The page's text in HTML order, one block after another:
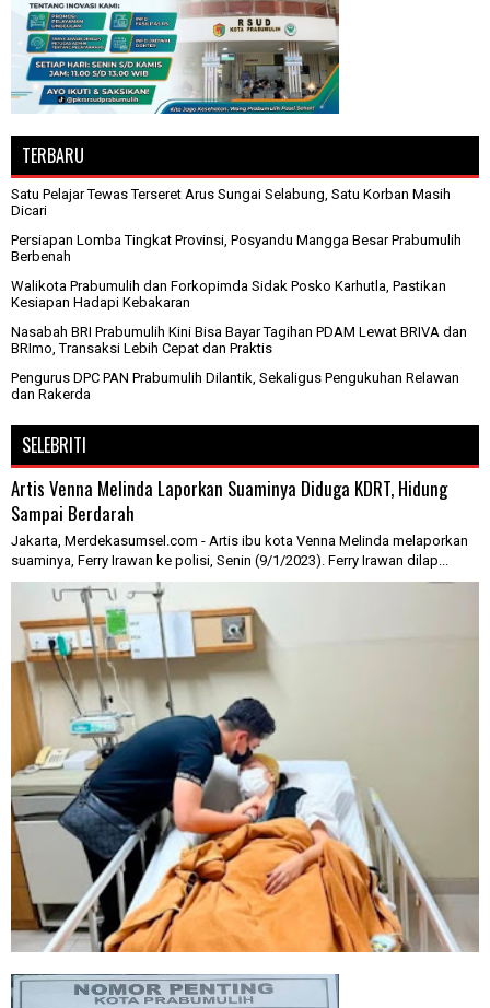
TERBARU
Satu Pelajar Tewas Terseret Arus Sungai Selabung, Satu Korban Masih
Dicari
Persiapan Lomba Tingkat Provinsi, Posyandu Mangga Besar Prabumulih
Berbenah
Walikota Prabumulih dan Forkopimda Sidak Posko Karhutla, Pastikan
Kesiapan Hadapi Kebakaran
Nasabah BRI Prabumulih Kini Bisa Bayar Tagihan PDAM Lewat BRIVA dan
BRImo, Transaksi Lebih Cepat dan Praktis
Pengurus DPC PAN Prabumulih Dilantik, Sekaligus Pengukuhan Relawan
dan Rakerda
SELEBRITI
Artis Venna Melinda Laporkan Suaminya Diduga KDRT, Hidung
Sampai Berdarah
Jakarta, Merdekasumsel.com - Artis ibu kota Venna Melinda melaporkan
suaminya, Ferry Irawan ke polisi, Senin (9/1/2023). Ferry Irawan dilap...